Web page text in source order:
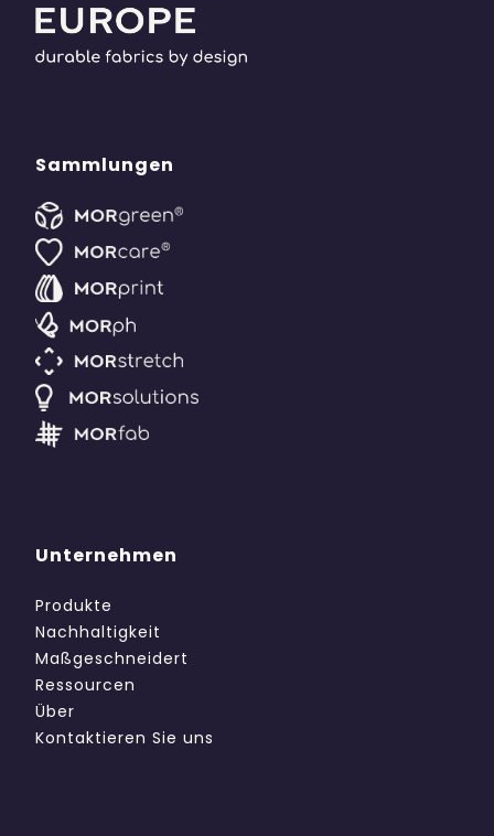
Sammlungen
Unternehmen
Produkte
Nachhaltigkeit
Maßgeschneidert
Ressourcen
Über
Kontaktieren Sie uns